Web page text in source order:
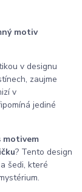
motiv
v designu
zaujme
v
jediné
motivem
? Tento design
šedi, které